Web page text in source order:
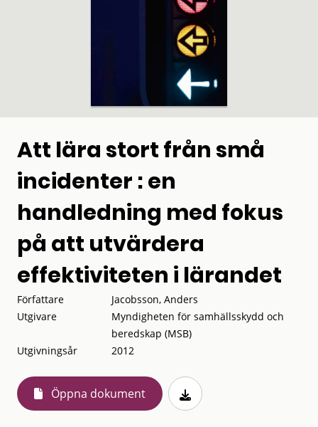
Att lära stort från små
incidenter : en
handledning med fokus
på att utvärdera
effektiviteten i lärandet
Författare
Jacobsson, Anders
Utgivare
Myndigheten för samhällsskydd och
beredskap (MSB)
Utgivningsår
2012
Öppna dokument